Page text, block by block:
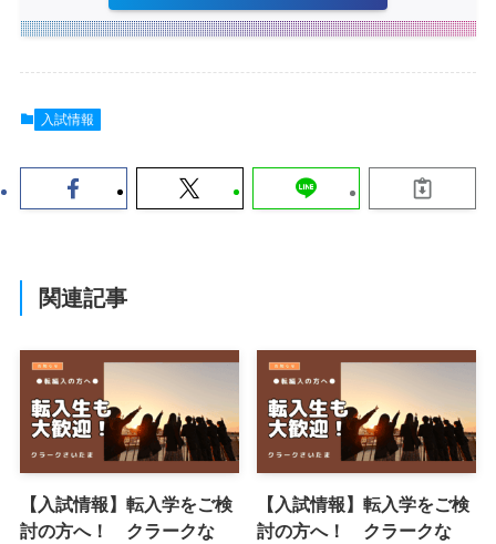
入試情報
関連記事
【入試情報】転入学をご検
討の方へ！ クラークな
【入試情報】転入学をご検
討の方へ！ クラークな